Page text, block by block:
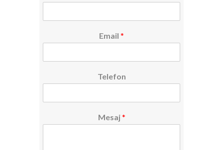
Email *
Telefon
Mesaj*